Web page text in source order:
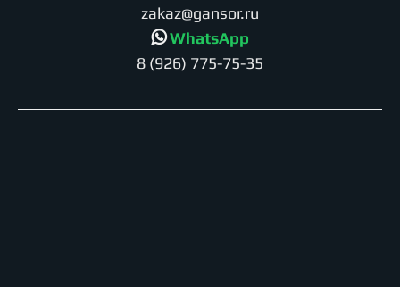
zakaz@gansor.ru
WhatsApp
8 (926) 775-75-35